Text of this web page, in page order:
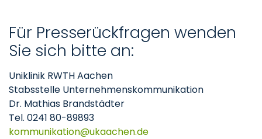
Für Presserückfragen wenden
Sie sich bitte an:
Uniklinik RWTH Aachen
Stabsstelle Unternehmenskommunikation
Dr. Mathias Brandstädter
Tel. 0241 80-89893
kommunikation
ukaachende